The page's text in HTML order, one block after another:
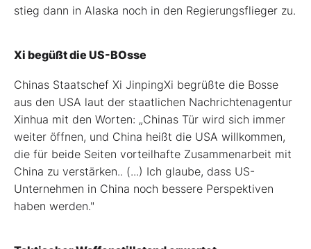
stieg dann in Alaska noch in den Regierungsflieger zu.
Xi begüßt die US-BOsse
Chinas Staatschef Xi JinpingXi begrüßte die Bosse
aus den USA laut der staatlichen Nachrichtenagentur
Xinhua mit den Worten: „Chinas Tür wird sich immer
weiter öffnen, und China heißt die USA willkommen,
die für beide Seiten vorteilhafte Zusammenarbeit mit
China zu verstärken.. (...) Ich glaube, dass US-
Unternehmen in China noch bessere Perspektiven
haben werden."